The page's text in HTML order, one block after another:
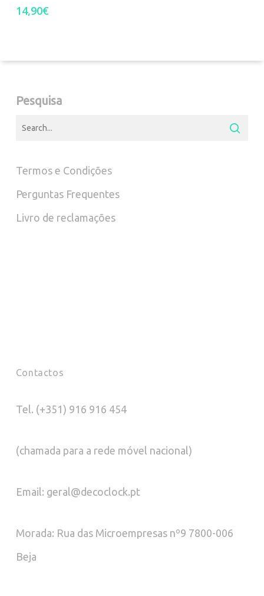
14,90€
Pesquisa
Termos e Condições
Perguntas Frequentes
Livro de reclamações
Contactos
Tel. (+351) 916 916 454
(chamada para a rede móvel nacional)
Email: geral@decoclock.pt
Morada: Rua das Microempresas nº9 7800-006
Beja